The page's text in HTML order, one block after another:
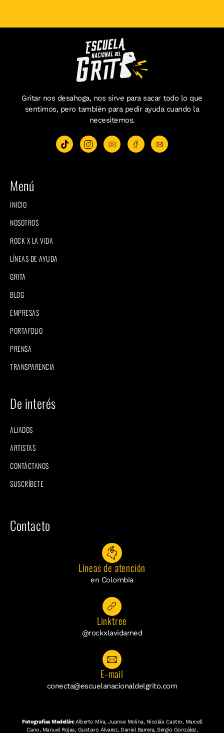
Gritar nos desahoga, nos sirve para sacar todo lo que
sentimos, pero también para pedir ayuda cuando la
necesitemos.
Menú
INICIO
NOSOTROS
ROCK X LA VIDA
LÍNEAS DE AYUDA
GRITA
BLOG
EMPRESAS
PORTAFOLIO
PRENSA
TRANSPARENCIA
De interés
ALIADOS
ARTISTAS
CONTÁCTANOS
SUSCRÍBETE
Contacto
Líneas de atención
en Colombia
Linktree
@rockxlavidamed
E-mail
conecta@escuelanacionaldelgrito.com
Fotografías Medellín:Alberto Mira, Juanse Molina, Nicolás Castro, Marcell
Cano, Manuel Rojas, Gustavo Álvarez, Daniel Barrera, Sergio González,